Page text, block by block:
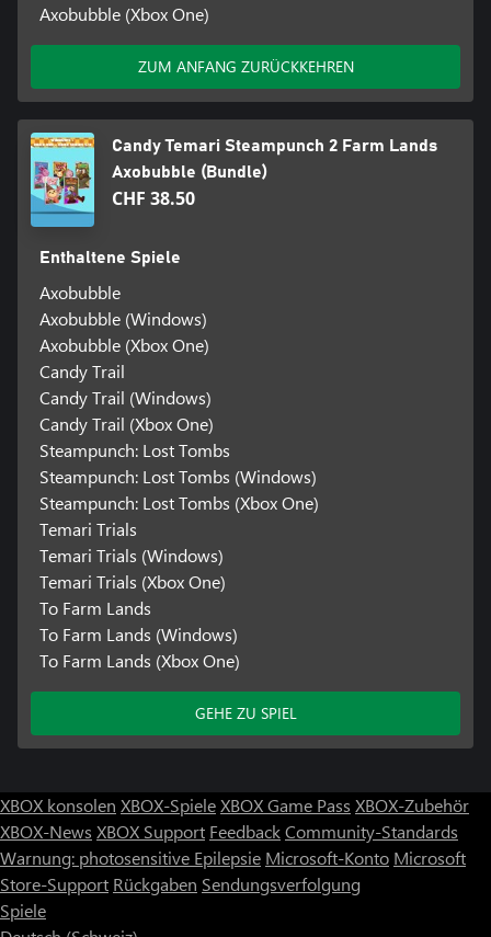
Axobubble (Xbox One)
ZUM ANFANG ZURÜCKKEHREN
Candy Temari Steampunch 2 Farm Lands
Axobubble (Bundle)
CHF 38.50
Enthaltene Spiele
Axobubble
Axobubble (Windows)
Axobubble (Xbox One)
Candy Trail
Candy Trail (Windows)
Candy Trail (Xbox One)
Steampunch: Lost Tombs
Steampunch: Lost Tombs (Windows)
Steampunch: Lost Tombs (Xbox One)
Temari Trials
Temari Trials (Windows)
Temari Trials (Xbox One)
To Farm Lands
To Farm Lands (Windows)
To Farm Lands (Xbox One)
GEHE ZU SPIEL
XBOX konsolen XBOX-SpieleXBOX Game Pass XBOX-Zubehör
XBOX-News XBOX Support FeedbackCommunity-Standards
Warnung: photosensitive Epilepsie Microsoft-Konto Microsoft
Store-Support Rückgaben Sendungsverfolgung
Spiele